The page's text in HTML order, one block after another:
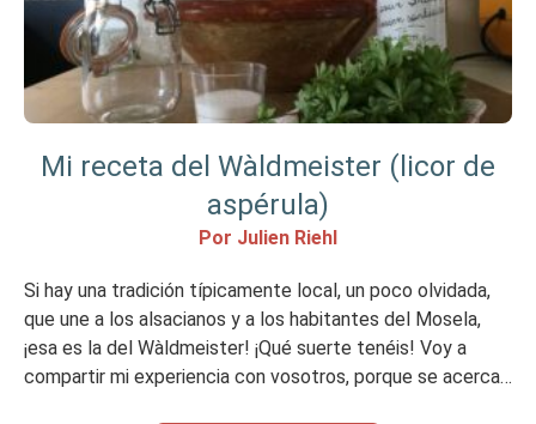
Mi receta del Wàldmeister (licor de
aspérula)
Por Julien Riehl
Si hay una tradición típicamente local, un poco olvidada,
que une a los alsacianos y a los habitantes del Mosela,
¡esa es la del Wàldmeister! ¡Qué suerte tenéis! Voy a
compartir mi experiencia con vosotros, porque se acerca